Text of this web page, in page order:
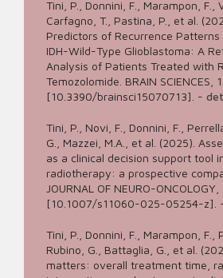
Tini, P., Donnini, F., Marampon, F.,
Carfagno, T., Pastina, P., et al.
Predictors of Recurrence Patterns
IDH-Wild-Type Glioblastoma: A
Analysis of Patients Treated with
Temozolomide. BRAIN SCIENCES,
[10.3390/brainsci15070713]. -
Tini, P., Novi, F., Donnini, F.,
G., Mazzei, M.A., et al. (2025).
as a clinical decision support tool
radiotherapy: a prospective
JOURNAL OF NEURO-ONCOLOGY,
[10.1007/s11060-025-05254-z].
Tini, P., Donnini, F., Marampon, F.,
Rubino, G., Battaglia, G., et al.
matters: overall treatment time,